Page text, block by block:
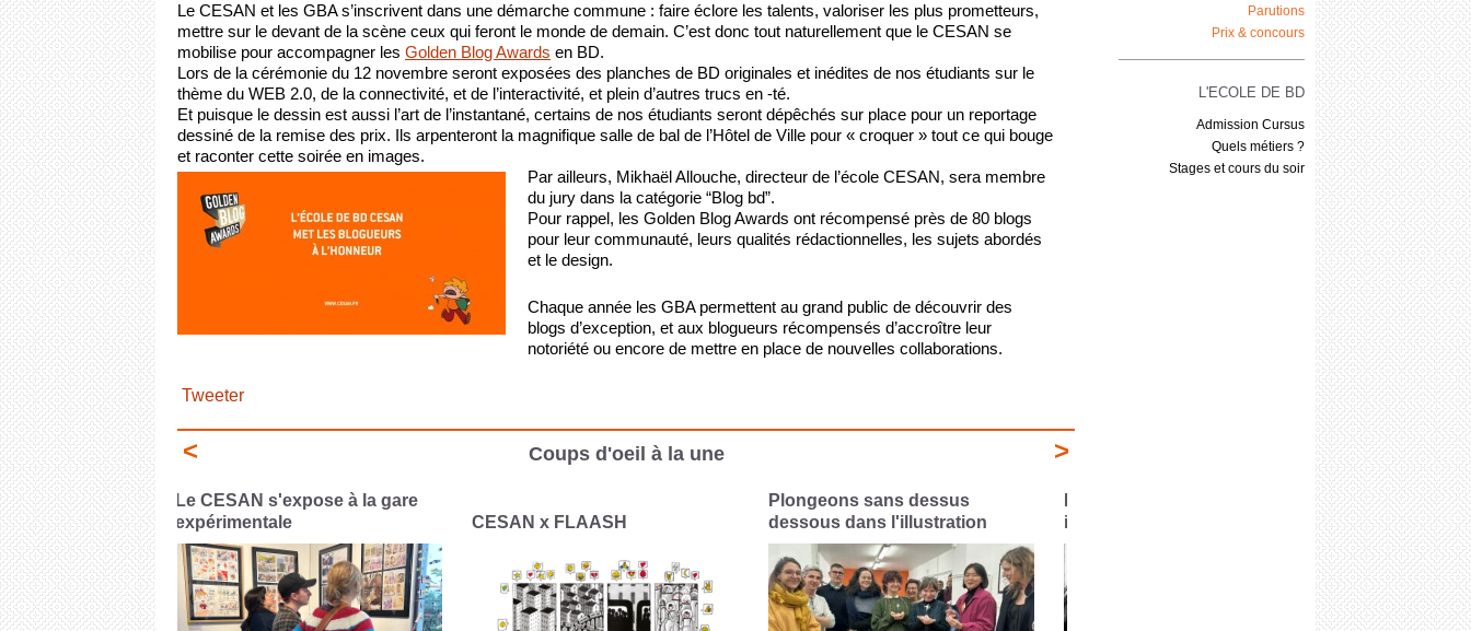
Le CESAN et les GBA s’inscrivent dans une démarche commune : faire éclore les talents, valoriser les plus prometteurs,
mettre sur le devant de la scène ceux qui feront le monde de demain. C’est donc tout naturellement que le CESAN se
mobilise pour accompagner les Golden Blog Awards en BD.
Lors de la cérémonie du 12 novembre seront exposées des planches de BD originales et inédites de nos étudiants sur le
thème du WEB 2.0, de la connectivité, et de l’interactivité, et plein d’autres trucs en -té.
Et puisque le dessin est aussi l’art de l’instantané, certains de nos étudiants seront dépêchés sur place pour un reportage
dessiné de la remise des prix. Ils arpenteront la magnifique salle de bal de l’Hôtel de Ville pour « croquer » tout ce qui bouge
et raconter cette soirée en images.
Par ailleurs, Mikhaël Allouche, directeur de l’école CESAN, sera membre
du jury dans la catégorie “Blog bd”.
Pour rappel, les Golden Blog Awards ont récompensé près de 80 blogs
pour leur communauté, leurs qualités rédactionnelles, les sujets abordés
et le design.
Chaque année les GBA permettent au grand public de découvrir des
blogs d’exception, et aux blogueurs récompensés d’accroître leur
notoriété ou encore de mettre en place de nouvelles collaborations.
Tweeter
< Coups d'oeil à la une >
CESAN x FLAASH
dessous dans l'illustration
Le CESAN célèbre les fêtes
interconnectées
2026
Parutions
Prix & concours
L'ECOLE DE BD
Admission Cursus
Quels métiers ?
Stages et cours du soir